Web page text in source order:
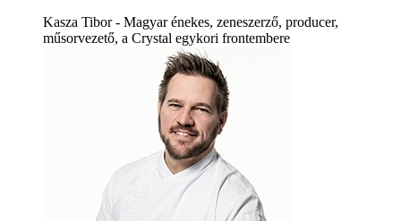
Kasza Tibor - Magyar énekes, zeneszerző, producer,
műsorvezető, a Crystal egykori frontembere